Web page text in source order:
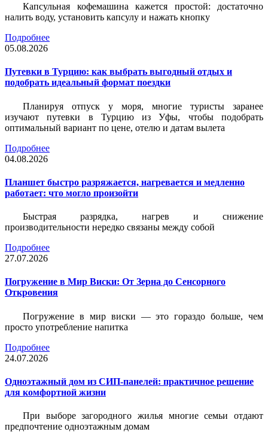
Капсульная кофемашина кажется простой: достаточно
налить воду, установить капсулу и нажать кнопку
Подробнее
05.08.2026
Путевки в Турцию: как выбрать выгодный отдых и
подобрать идеальный формат поездки
Планируя отпуск у моря, многие туристы заранее
изучают путевки в Турцию из Уфы, чтобы подобрать
оптимальный вариант по цене, отелю и датам вылета
Подробнее
04.08.2026
Планшет быстро разряжается, нагревается и медленно
работает: что могло произойти
Быстрая разрядка, нагрев и снижение
производительности нередко связаны между собой
Подробнее
27.07.2026
Погружение в Мир Виски: От Зерна до Сенсорного
Откровения
Погружение в мир виски — это гораздо больше, чем
просто употребление напитка
Подробнее
24.07.2026
Одноэтажный дом из СИП-панелей: практичное решение
для комфортной жизни
При выборе загородного жилья многие семьи отдают
предпочтение одноэтажным домам